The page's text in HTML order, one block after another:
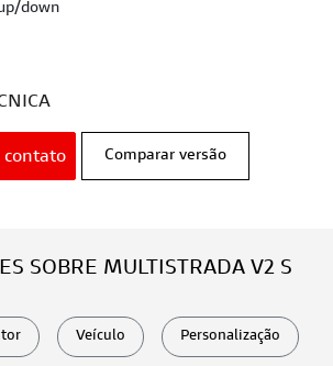
down
contato Comparar versão
SOBRE MULTISTRADA V2 S
Veículo Personalização